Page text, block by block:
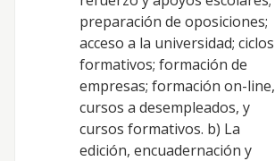
preparación de oposiciones;
acceso a la universidad; ciclos
formativos; formación de
empresas; formación on-line,
cursos a desempleados, y
cursos formativos. b) La
edición, encuadernación y